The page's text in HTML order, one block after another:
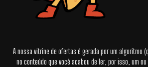
A nossa vitrine de ofertas é gerada por um algoritmo
no conteúdo que você acabou de ler, por isso, um